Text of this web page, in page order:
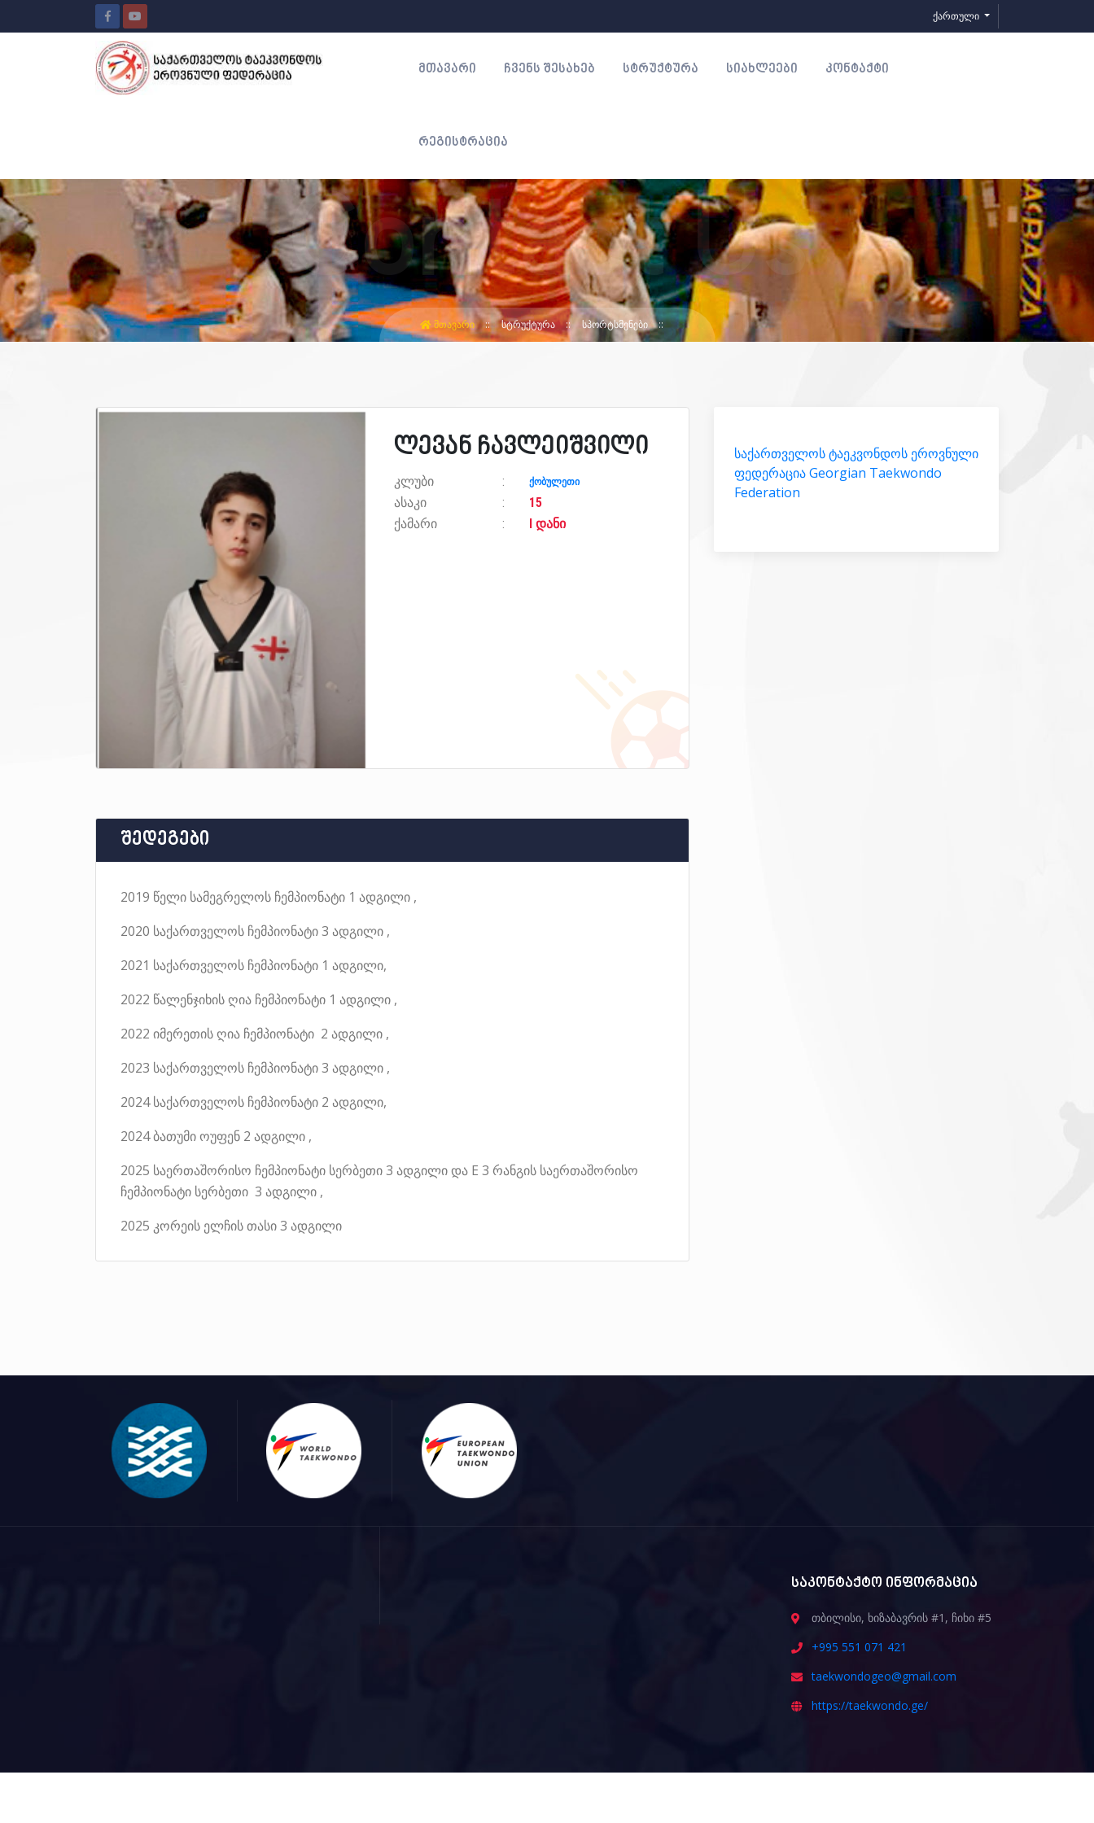
ქართული
ᲛᲗᲐᲕᲐᲠᲘ ᲩᲕᲔᲜᲡ ᲨᲔᲡᲐᲮᲔᲑ ᲡᲢᲠᲣᲥᲢᲣᲠᲐ ᲡᲘᲐᲮᲚᲔᲔᲑᲘ ᲙᲝᲜᲢᲐᲥᲢᲘ
ᲠᲔᲒᲘᲡᲢᲠᲐᲪᲘᲐ
ᲛᲗᲐᲕᲐᲠᲘ ᲡᲢᲠᲣᲥᲢᲣᲠᲐ ᲡᲞᲝᲠᲢᲡᲛᲔᲜᲔᲑᲘ
ლევან ჩავლეიშვილი
კლუბი ქობულეთი
ასაკი
15
ქამარი
I დანი
შედეგები
2019 წელი სამეგრელოს ჩემპიონატი 1 ადგილი ,
2020 საქართველოს ჩემპიონატი 3 ადგილი ,
2021 საქართველოს ჩემპიონატი 1 ადგილი,
2022 წალენჯიხის ღია ჩემპიონატი 1 ადგილი ,
2022 იმერეთის ღია ჩემპიონატი 2 ადგილი ,
2023 საქართველოს ჩემპიონატი 3 ადგილი ,
2024 საქართველოს ჩემპიონატი 2 ადგილი,
2024 ბათუმი ოუფენ 2 ადგილი ,
2025 საერთაშორისო ჩემპიონატი სერბეთი 3 ადგილი და E 3 რანგის საერთაშორისო
ჩემპიონატი სერბეთი 3 ადგილი ,
2025 კორეის ელჩის თასი 3 ადგილი
საქართველოს ტაეკვონდოს ეროვნული
ფედერაცია Georgian Taekwondo
Federation
საკონტაქტო ინფორმაცია
თბილისი, ხიზაბავრის #1, ჩიხი #5
+995 551 071 421
taekwondogeo@gmail.com
https://taekwondo.ge/